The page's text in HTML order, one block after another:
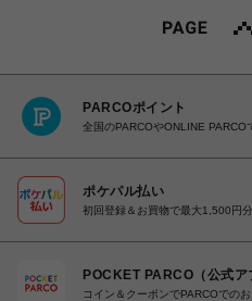
PARCOポイント
全国のPARCOやONLINE PARCO
ポケパル払い
初回登録＆お買物で最大1,500円
POCKET PARCO（公式ア
コイン＆クーポンでPARCOでの